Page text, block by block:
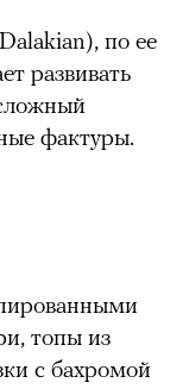
по ее
развивать
фактуры.
топы из
с бахромой